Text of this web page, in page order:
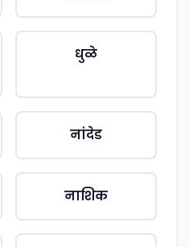
धुळे
नांदेड
नाशिक